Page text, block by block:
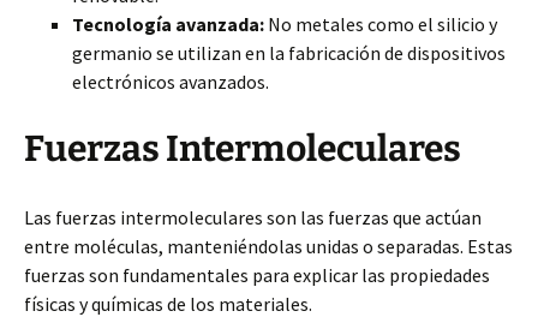
Tecnología avanzada: No metales como el silicio y
germanio se utilizan en la fabricación de dispositivos
electrónicos avanzados.
Fuerzas Intermoleculares
Las fuerzas intermoleculares son las fuerzas que actúan
entre moléculas, manteniéndolas unidas o separadas. Estas
fuerzas son fundamentales para explicar las propiedades
físicas y químicas de los materiales.